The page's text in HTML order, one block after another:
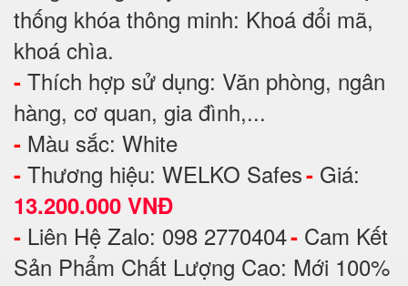
thống khóa thông minh: Khoá đổi mã,
khoá chìa.
- Thích hợp sử dụng: Văn phòng, ngân
hàng, cơ quan, gia đình,...
- Màu sắc: White
- Thương hiệu: WELKO Safes- Giá:
13.200.000 VNĐ
- Liên Hệ Zalo: 098 2770404- Cam Kết
Sản Phẩm Chất Lượng Cao: Mới 100%